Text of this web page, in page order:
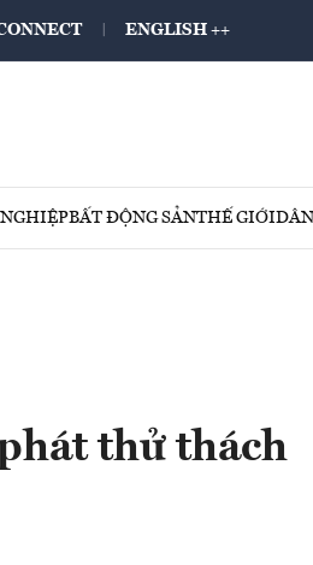
ENGLISH ++
BẤT ĐỘNG SẢNTHẾ GIỚI
thử thách